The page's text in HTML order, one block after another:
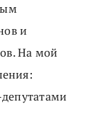
и
На мой